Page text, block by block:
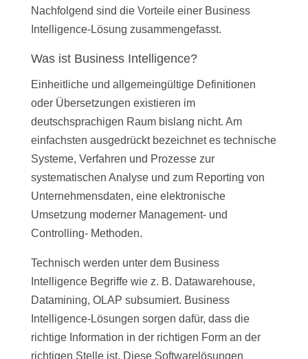
Nachfolgend sind die Vorteile einer Business
Intelligence-Lösung zusammengefasst.
Was ist Business Intelligence?
Einheitliche und allgemeingültige Definitionen
oder Übersetzungen existieren im
deutschsprachigen Raum bislang nicht. Am
einfachsten ausgedrückt bezeichnet es technische
Systeme, Verfahren und Prozesse zur
systematischen Analyse und zum Reporting von
Unternehmensdaten, eine elektronische
Umsetzung moderner Management- und
Controlling- Methoden.
Technisch werden unter dem Business
Intelligence Begriffe wie z. B. Datawarehouse,
Datamining, OLAP subsumiert. Business
Intelligence-Lösungen sorgen dafür, dass die
richtige Information in der richtigen Form an der
richtigen Stelle ist. Diese Softwarelösungen